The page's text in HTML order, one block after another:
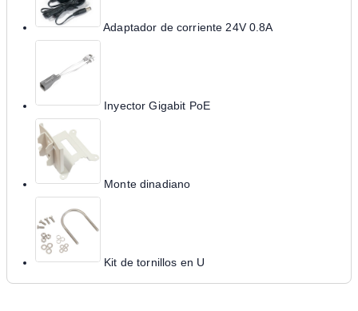
Adaptador de corriente 24V 0.8A
Inyector Gigabit PoE
Monte dinadiano
Kit de tornillos en U